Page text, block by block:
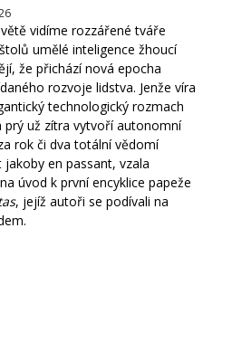
vidíme rozzářené tváře
umělé inteligence žhoucí
že přichází nová epocha
rozvoje lidstva. Jenže víra
technologický rozmach
prý už zítra vytvoří autonomní
rok či dva totální vědomí
en passant, vzala
úvod k první encyklice papeže
, jejíž autoři se podívali na